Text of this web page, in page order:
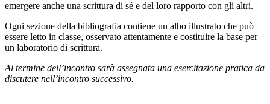
emergere anche una scrittura di sé e del loro rapporto con gli altri.
Ogni sezione della bibliografia contiene un albo illustrato che può
essere letto in classe, osservato attentamente e costituire la base per
un laboratorio di scrittura.
Al termine dell’incontro sarà assegnata una esercitazione pratica da
discutere nell’incontro successivo.